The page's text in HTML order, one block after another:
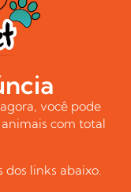
você pode
com total
links abaixo.